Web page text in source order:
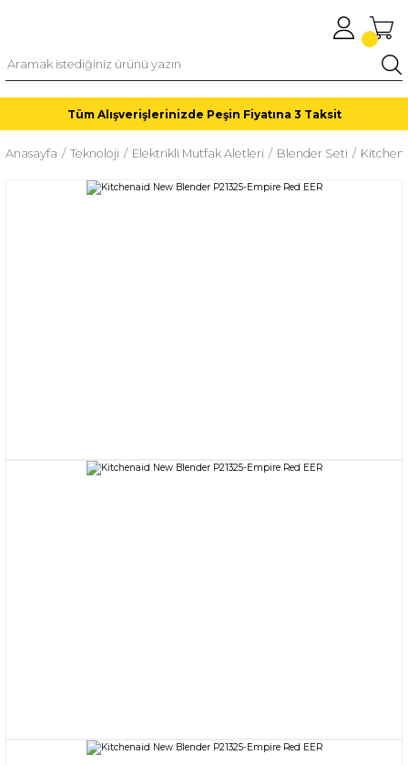
Tüm Alışverişlerinizde Peşin Fiyatına 3 Taksit
Anasayfa Teknoloji Elektrikli Mutfak Aletleri Blender Seti